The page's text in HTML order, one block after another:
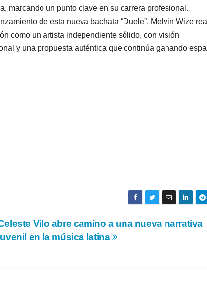
marcando un punto clave en su carrera profesional.
de esta nueva bachata “Duele”, Melvin Wize
como un artista independiente sólido, con visión
y una propuesta auténtica que continúa ganando
Vilo abre camino a una nueva narrativa
en la música latina